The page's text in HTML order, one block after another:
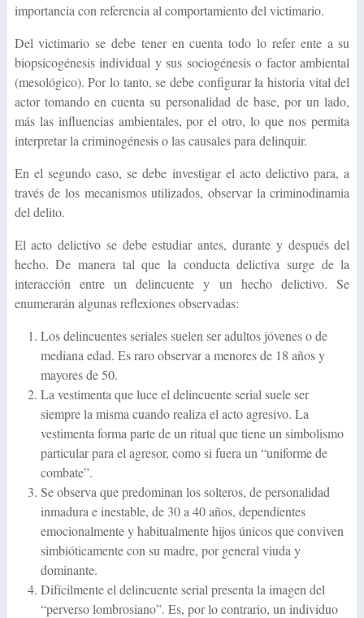
importancia con referencia al comportamiento del victimario.
Del victimario se debe tener en cuenta todo lo refer ente a su
biopsicogénesis individual y sus sociogénesis o factor ambiental
(mesológico). Por lo tanto, se debe configurar la historia vital del
actor tomando en cuenta su personalidad de base, por un lado,
más las influencias ambientales, por el otro, lo que nos permita
interpretar la criminogénesis o las causales para delinquir.
En el segundo caso, se debe investigar el acto delictivo para, a
través de los mecanismos utilizados, observar la criminodinamia
del delito.
El acto delictivo se debe estudiar antes, durante y después del
hecho. De manera tal que la conducta delictiva surge de la
interacción entre un delincuente y un hecho delictivo. Se
enumerarán algunas reflexiones observadas:
Los delincuentes seriales suelen ser adultos jóvenes o de
mediana edad. Es raro observar a menores de 18 años y
mayores de 50.
La vestimenta que luce el delincuente serial suele ser
siempre la misma cuando realiza el acto agresivo. La
vestimenta forma parte de un ritual que tiene un simbolismo
particular para el agresor, como si fuera un “uniforme de
combate”.
Se observa que predominan los solteros, de personalidad
inmadura e inestable, de 30 a 40 años, dependientes
emocionalmente y habitualmente hijos únicos que conviven
simbióticamente con su madre, por general viuda y
dominante.
Difícilmente el delincuente serial presenta la imagen del
“perverso lombrosiano”. Es, por lo contrario, un individuo